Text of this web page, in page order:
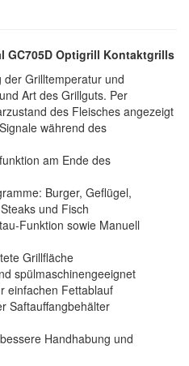
GC705D Optigrill Kontaktgrills
Grilltemperatur und
Art des Grillguts. Per
des Fleisches angezeigt
während des
am Ende des
Burger, Geflügel,
und Fisch
Funktion sowie Manuell
Grillfläche
spülmaschinengeeignet
einfachen Fettablauf
Saftauffangbehälter
Handhabung und